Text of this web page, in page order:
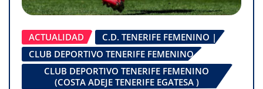
ACTUALIDAD
C.D. TENERIFE FEMENINO |
CLUB DEPORTIVO TENERIFE FEMENINO
CLUB DEPORTIVO TENERIFE FEMENINO
(COSTA ADEJE TENERIFE EGATESA )